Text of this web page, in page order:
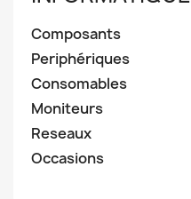
Composants
Periphériques
Consomables
Moniteurs
Reseaux
Occasions